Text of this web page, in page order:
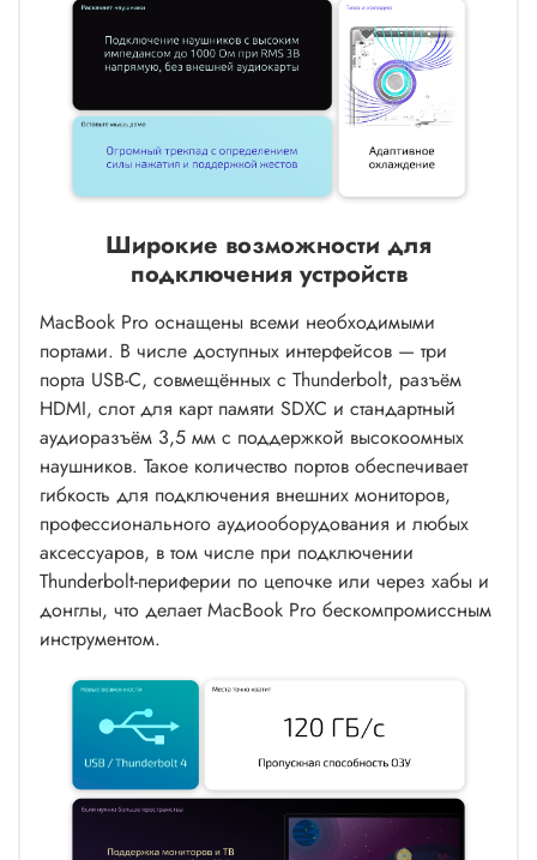
Широкие возможности для
подключения устройств
MacBook Pro оснащены всеми необходимыми
портами. В числе доступных интерфейсов — три
порта USB-C, совмещённых с Thunderbolt, разъём
HDMI, слот для карт памяти SDXC и стандартный
аудиоразъём 3,5 мм с поддержкой высокоомных
наушников. Такое количество портов обеспечивает
гибкость для подключения внешних мониторов,
профессионального аудиооборудования и любых
аксессуаров, в том числе при подключении
Thunderbolt-периферии по цепочке или через хабы и
донглы, что делает MacBook Pro бескомпромиссным
инструментом.